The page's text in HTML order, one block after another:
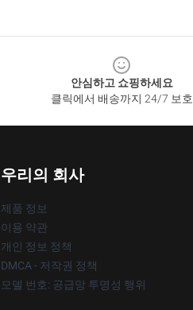
안심하고 쇼핑하세요
클릭에서 배송까지 24/7 보호
우리의 회사
제품 정보
이용 약관
개인 정보 정책
DMCA - 저작권 정책
모델 번호: 공급망 투명성 행위